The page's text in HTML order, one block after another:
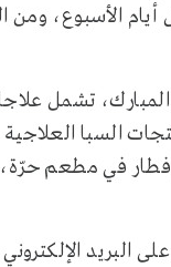
في مطعم
البريد الإلكتروني